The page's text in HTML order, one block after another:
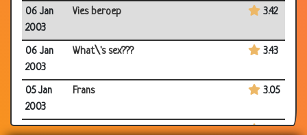
06 Jan
2003
Vies beroep 3.42
06 Jan
2003
What\'s sex??? 3.43
05 Jan
2003
Frans 3.05
04 Jan Lifter 3.93